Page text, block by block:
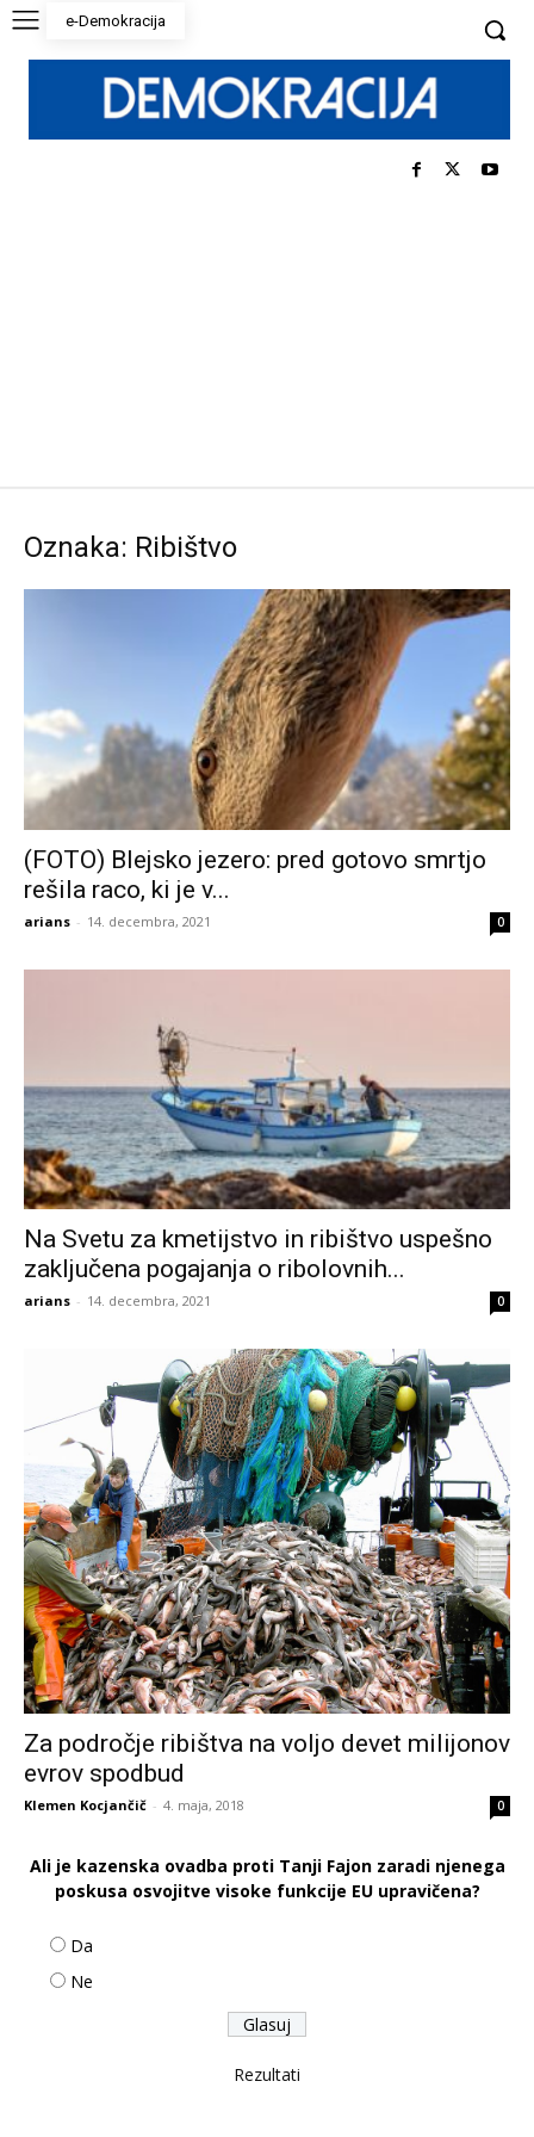
e-Demokracija
Oznaka: Ribištvo
(FOTO) Blejsko jezero: pred gotovo smrtjo
rešila raco, ki je v...
arians - 14. decembra, 2021 0
Na Svetu za kmetijstvo in ribištvo uspešno
zaključena pogajanja o ribolovnih...
arians - 14. decembra, 2021 0
Za področje ribištva na voljo devet milijonov
evrov spodbud
Klemen Kocjančič - 4. maja, 2018 0
Ali je kazenska ovadba proti Tanji Fajon zaradi njenega
poskusa osvojitve visoke funkcije EU upravičena?
Da
Ne
Rezultati